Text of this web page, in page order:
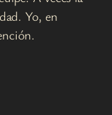
Yo, en